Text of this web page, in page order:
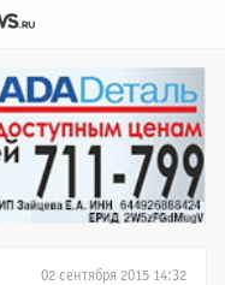
02 сентября 2015 14:32